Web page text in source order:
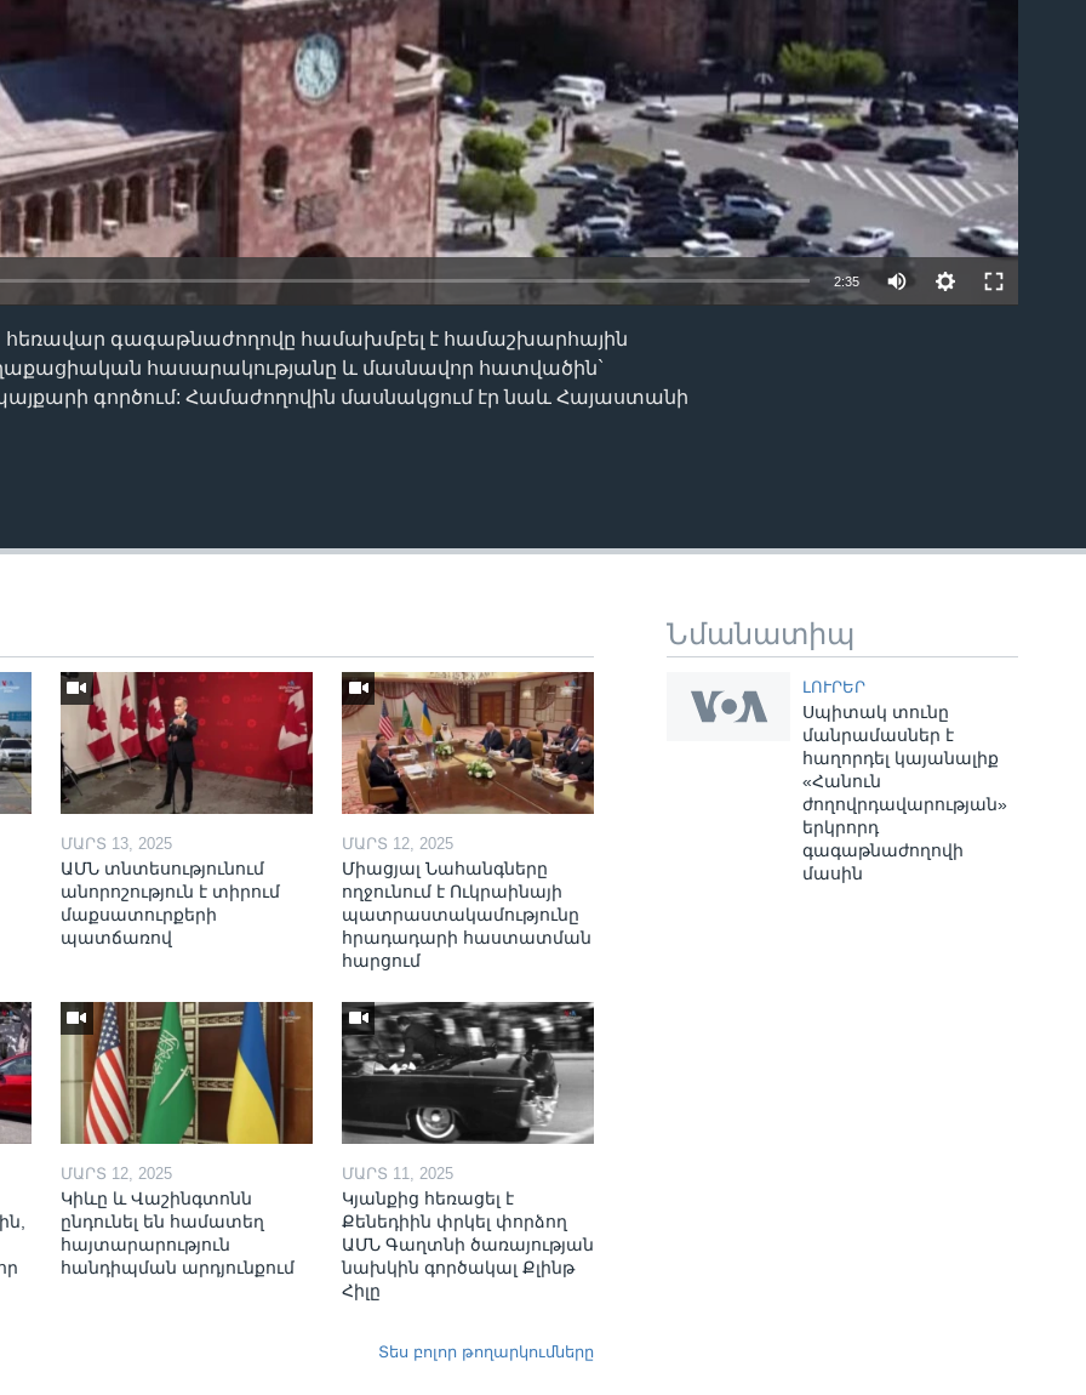
2:35
հեռավար գագաթնաժողովը համախմբել է համաշխարհային
հասարակությանը և մասնավոր հատվածին`
գործում: Համաժողովին մասնակցում էր նաև Հայաստանի
Նմանատիպ
ԼՈՒՐԵՐ
Սպիտակ տունը
մանրամասներ է
հաղորդել կայանալիք
«Հանուն
ժողովրդավարության»
երկրորդ
գագաթնաժողովի
մասին
ՄԱՐՏ 13, 2025
ԱՄՆ տնտեսությունում
անորոշություն է տիրում
մաքսատուրքերի
պատճառով
ՄԱՐՏ 12, 2025
Միացյալ Նահանգները
ողջունում է Ուկրաինայի
պատրաստակամությունը
հրադադարի հաստատման
հարցում
ՄԱՐՏ 12, 2025
Կիևը և Վաշինգտոնն
ընդունել են համատեղ
հայտարարություն
հանդիպման արդյունքում
ՄԱՐՏ 11, 2025
Կյանքից հեռացել է
Քենեդիին փրկել փորձող
ԱՄՆ Գաղտնի ծառայության
նախկին գործակալ Քլինթ
Հիլը
Տես բոլոր թողարկումները